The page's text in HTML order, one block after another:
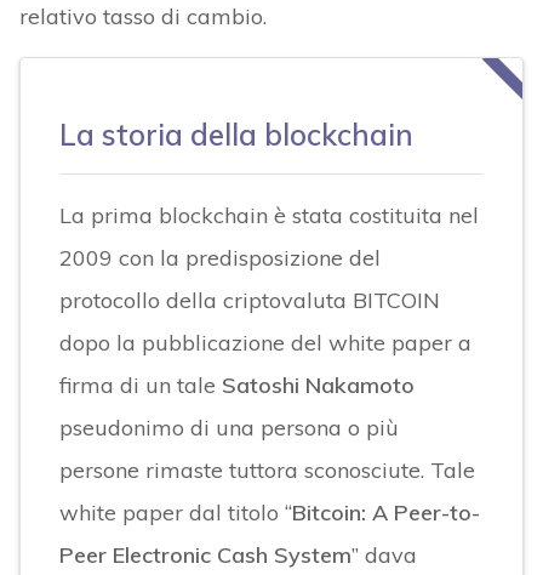
relativo tasso di cambio.
La storia della blockchain
La prima blockchain è stata costituita nel
2009 con la predisposizione del
protocollo della criptovaluta BITCOIN
dopo la pubblicazione del white paper a
firma di un tale Satoshi Nakamoto
pseudonimo di una persona o più
persone rimaste tuttora sconosciute. Tale
white paper dal titolo “Bitcoin: A Peer-to-
Peer Electronic Cash System” dava